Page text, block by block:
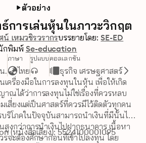
ตัวอย่าง
การเล่นหุ้นในภาวะวิกฤต
น์ เหมวชิรวรากรบรรยายโดย: SE-ED
กพิมพ์ Se-education
.
ภาษา
ไทย
รูปแบบคอลเลกชัน
ธุรกิจ เศรษฐศาสตร์
เครื่องมือในการลงทุนในหุ้น เพื่อให้เกิด
ณได้ว่าการลงทุนไม่ใช่เรื่องที่ควรหลบ
มเสี่ยงแต่เป็นศาสตร์ที่ควรมีไว้ติดตัวทุกคน
ริโภคในปัจจุบันสามารถนำเงินที่มีนั้นไป
งกว่าการนำเงินไปฝากธนาคาร เนื้อหา
จะต้องศึกษาก่อนที่เข้าไปลงทุน โดย
(หนังสือเสียง): 5524100001095